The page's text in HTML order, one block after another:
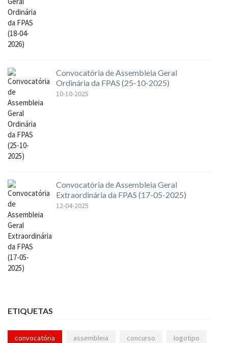
Convocatória de Assembleia Geral
Ordinária da FPAS (25-10-2025)
10-10-2025
Convocatória de Assembleia Geral
Extraordinária da FPAS (17-05-2025)
12-04-2025
ETIQUETAS
convocatória assembleia concurso logotipo